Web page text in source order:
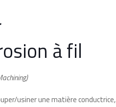
à fil
)
usiner une matière conductrice,